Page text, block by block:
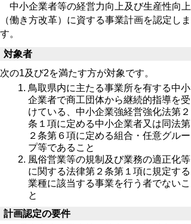
中小企業者等の経営力向上及び生産性向上
（働き方改革）に資する事業計画を認定しま
す。
対象者
次の1及び2を満たす方が対象です。
鳥取県内に主たる事業所を有する中小
企業者で商工団体から継続的指導を受
けている、中小企業強経営強化法第２
条１項に定める中小企業者又は同法第
２条第６項に定める組合・任意グルー
プ等であること
風俗営業等の規制及び業務の適正化等
に関する法律第２条第１項に規定する
業種に該当する事業を行う者でないこ
と
計画認定の要件